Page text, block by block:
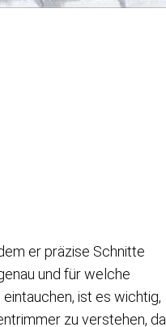
er präzise Schnitte
und für welche
ist es wichtig,
zu verstehen, da